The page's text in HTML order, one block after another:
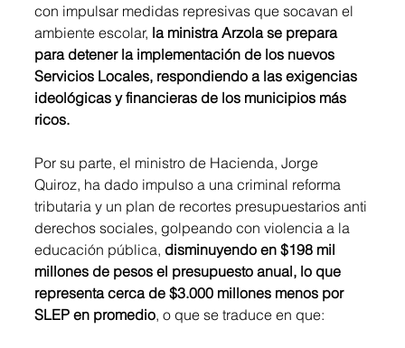
con impulsar medidas represivas que socavan el
ambiente escolar, la ministra Arzola se prepara
para detener la implementación de los nuevos
Servicios Locales, respondiendo a las exigencias
ideológicas y financieras de los municipios más
ricos.
Por su parte, el ministro de Hacienda, Jorge
Quiroz, ha dado impulso a una criminal reforma
tributaria y un plan de recortes presupuestarios anti
derechos sociales, golpeando con violencia a la
educación pública, disminuyendo en $198 mil
millones de pesos el presupuesto anual, lo que
representa cerca de $3.000 millones menos por
SLEP en promedio, o que se traduce en que: